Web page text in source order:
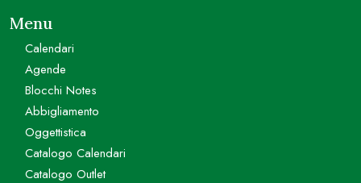
Menu
Calendari
Agende
Blocchi Notes
Abbigliamento
Oggettistica
Catalogo Calendari
Catalogo Outlet